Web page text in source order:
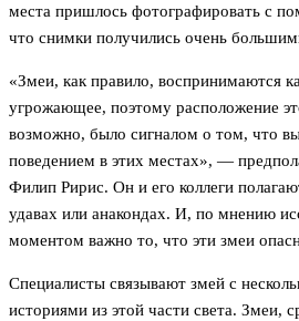
места пришлось фотографировать с
что снимки получились очень
«Змеи, как правило, воспринимаются
угрожающее, поэтому расположение
возможно, было сигналом о том, что
поведением в этих местах», —
Филип Ририс. Он и его коллеги
удавах или анакондах. И, по мнению
моментом важно то, что эти змеи
Специалисты связывают змей с
историями из этой части света. Змеи,